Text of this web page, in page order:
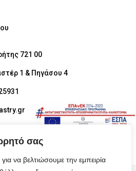
σας
να βελτιώσουμε την εμπειρία
721 00
1 & Πηγάσου 4